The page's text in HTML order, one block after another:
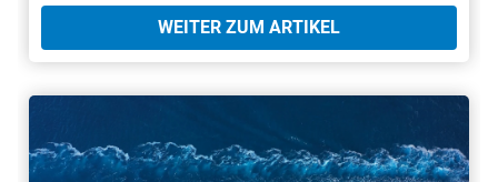
WEITER ZUM ARTIKEL